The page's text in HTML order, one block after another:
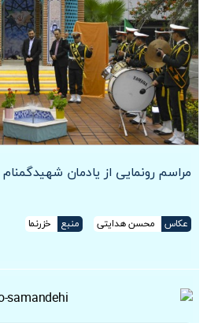
مراسم رونمایی از یادمان
عکاس محسن هدایتی منبع
خزرنما